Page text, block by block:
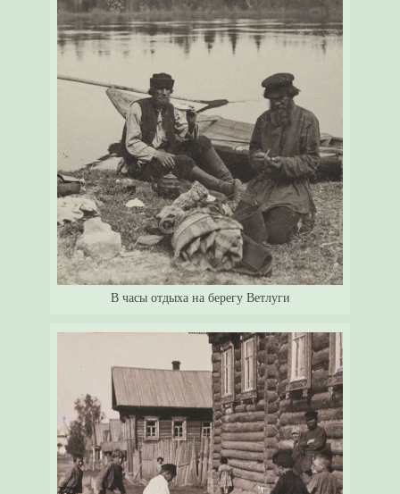
В часы отдыха на берегу Ветлуги